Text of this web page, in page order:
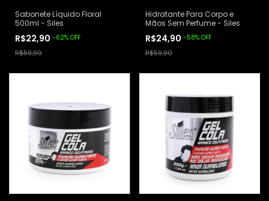
Sabonete Líquido Floral
500ml - Siles
R$22,90 -62% OFF
R$59,90
Hidratante Para Corpo e
Mãos Sem Perfume - Siles
R$24,90 -58% OFF
R$59,90